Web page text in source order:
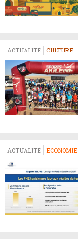
ACTUALITÉ CULTURE
ACTUALITÉ ECONOMIE